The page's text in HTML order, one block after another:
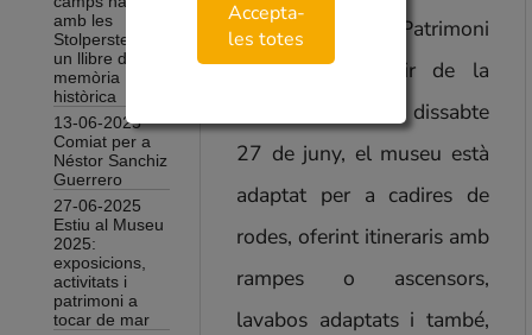
amb les
Stolpersteine i
un llibre de
memòria
històrica
13-06-2025
Comiat per a
Néstor Sanchiz
Guerrero
27-06-2025
Estiu al Museu
2025:
exposicions,
activitats i
patrimoni a
tocar de mar
cap de l’Àrea de Patrimoni
Cultural. A partir de la
reobertura aquest dissabte
27 de juny, el museu està
adaptat per a cadires de
rodes, oferint itineraris amb
rampes o ascensors,
lavabos adaptats i també,
Accepta-
les totes